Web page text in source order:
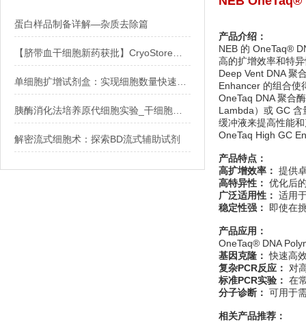
蛋白样品制备详解—杂质去除篇
解密流式细胞术：探索BD流式辅助试剂
产品介绍：
NEB 的 OneTaq®
高的扩增效率和特
Deep Vent DNA 聚
Enhancer 的组合使
OneTaq DNA 聚合
Lambda）或 GC 含
缓冲液来提高性能
OneTaq High GC
产品特点：
高扩增效率： 提供
高特异性： 优化后
广泛适用性： 适用
稳定性强：
即使在
产品应用：
OneTaq® DNA
基因克隆： 快速高
复杂PCR反应：
对
标准PCR实验： 在
分子诊断： 可用于
相关产品推荐：